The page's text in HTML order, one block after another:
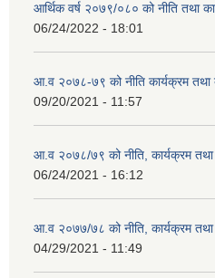
आर्थिक वर्ष २०७९/०८० को नीति तथा
06/24/2022 - 18:01
आ.व २०७८-७९ को नीति कार्यक्रम तथा
09/20/2021 - 11:57
आ.व २०७८/७९ को नीति, कार्यक्रम
06/24/2021 - 16:12
आ.व २०७७/७८ को नीति, कार्यक्रम
04/29/2021 - 11:49